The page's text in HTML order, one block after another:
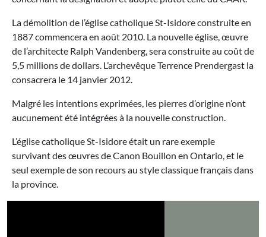
La démolition de l’église catholique St-Isidore construite en
1887 commencera en août 2010. La nouvelle église, œuvre
de l’architecte Ralph Vandenberg, sera construite au coût de
5,5 millions de dollars. L’archevêque Terrence Prendergast la
consacrera le 14 janvier 2012.
Malgré les intentions exprimées, les pierres d’origine n’ont
aucunement été intégrées à la nouvelle construction.
L’église catholique St-Isidore était un rare exemple
survivant des œuvres de Canon Bouillon en Ontario, et le
seul exemple de son recours au style classique français dans
la province.